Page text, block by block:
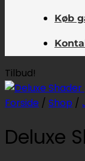
Køb
Tilbud!
Forside / Shop /
Deluxe